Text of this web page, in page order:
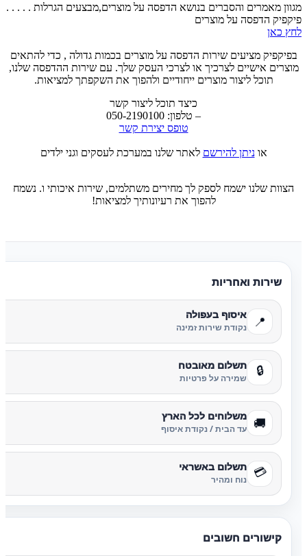
מגוון מאמרים והסברים בנושא הדפסה על מוצרים,מבצעים הגרלות . . . . .
פיקפיק הדפסה על מוצרים
לחץ כאן
בפיקפיק מציעים שירות הדפסה על מוצרים בכמות גדולה , כדי להתאים
מוצרים אישיים לצרכיך או לצרכי העסק שלך. עם שירות ההדפסה שלנו,
תוכל ליצור מוצרים ייחודיים ולהפוך את השקפתך למציאות.
כיצד תוכל ליצור קשר
– טלפון: 050-2190100
טופס יצירת קשר
אוניתן להירשם לאתר שלנו במערכת לעסקים וגני ילדים
הצוות שלנו ישמח לספק לך מחירים משתלמים, שירות איכותי ו. נשמח
להפוך את רעיונותיך למציאות!
שירות ואחריות
📍 איסוף בעפולה
נקודת שירות זמינה
🔒 תשלום מאובטח
שמירה על פרטיות
🚚 משלוחים לכל הארץ
עד הבית / נקודת איסוף
💳 תשלום באשראי
נוח ומהיר
קישורים חשובים